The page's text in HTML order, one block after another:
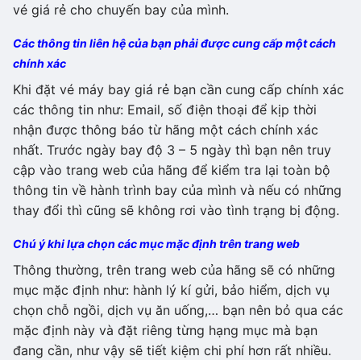
vé giá rẻ cho chuyến bay của mình.
Các thông tin liên hệ của bạn phải được cung cấp một cách
chính xác
Khi đặt vé máy bay giá rẻ bạn cần cung cấp chính xác
các thông tin như: Email, số điện thoại để kịp thời
nhận được thông báo từ hãng một cách chính xác
nhất. Trước ngày bay độ 3 – 5 ngày thì bạn nên truy
cập vào trang web của hãng để kiểm tra lại toàn bộ
thông tin về hành trình bay của mình và nếu có những
thay đổi thì cũng sẽ không rơi vào tình trạng bị động.
Chú ý khi lựa chọn các mục mặc định trên trang web
Thông thường, trên trang web của hãng sẽ có những
mục mặc định như: hành lý kí gửi, bảo hiểm, dịch vụ
chọn chỗ ngồi, dịch vụ ăn uống,… bạn nên bỏ qua các
mặc định này và đặt riêng từng hạng mục mà bạn
đang cần, như vậy sẽ tiết kiệm chi phí hơn rất nhiều.